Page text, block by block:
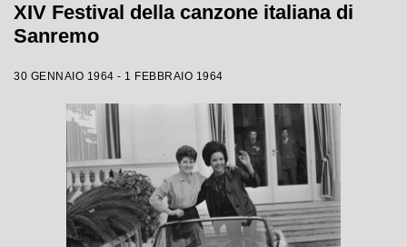
XIV Festival della canzone italiana di
Sanremo
30 GENNAIO 1964 - 1 FEBBRAIO 1964